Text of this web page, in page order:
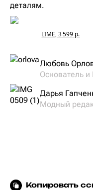
деталям.
LIME, 3 599 р.
Любовь
Основатель
Дарья
Модный
Копировать